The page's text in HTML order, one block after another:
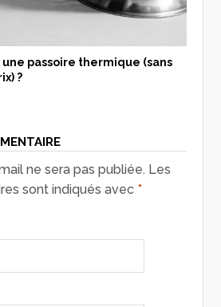
passoire thermique (sans
?
ne sera pas publiée. Les
sont indiqués avec *